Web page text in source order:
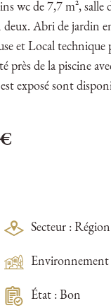
wc de 7,7 m², salle
Abri de jardin
et Local technique
de la piscine
exposé sont
Secteur :
Environnement
État : Bon